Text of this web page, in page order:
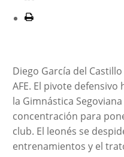
Diego García del
AFE. El pivote
la Gimnástica
concentración para
club. El leonés se
entrenamientos y el